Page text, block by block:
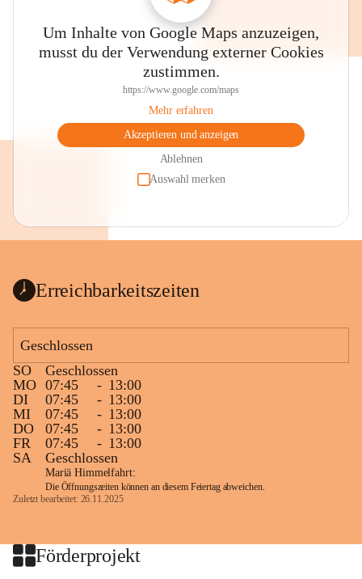
Um Inhalte von Google Maps anzuzeigen,
musst du der Verwendung externer Cookies
zustimmen.
https://www.google.com/maps
Mehr erfahren
Akzeptieren und anzeigen
Ablehnen
Auswahl merken
Erreichbarkeitszeiten
Geschlossen
SO
Geschlossen
MO 07:45 - 13:00
DI
07:45 - 13:00
MI
07:45 - 13:00
DO
07:45 - 13:00
FR
07:45 - 13:00
SA
Geschlossen
Mariä Himmelfahrt:
Die Öffnungszeiten können an diesem Feiertag abweichen.
Zuletzt bearbeitet: 26.11.2025
Förderprojekt